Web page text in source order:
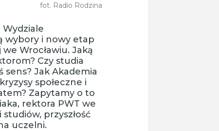
fot. Radio Rodzina
wybory i nowy etap
Wrocławiu. Jaką
Czy studia
Jak Akademia
społeczne i
Zapytamy o to
rektora PWT we
przyszłość
uczelni.